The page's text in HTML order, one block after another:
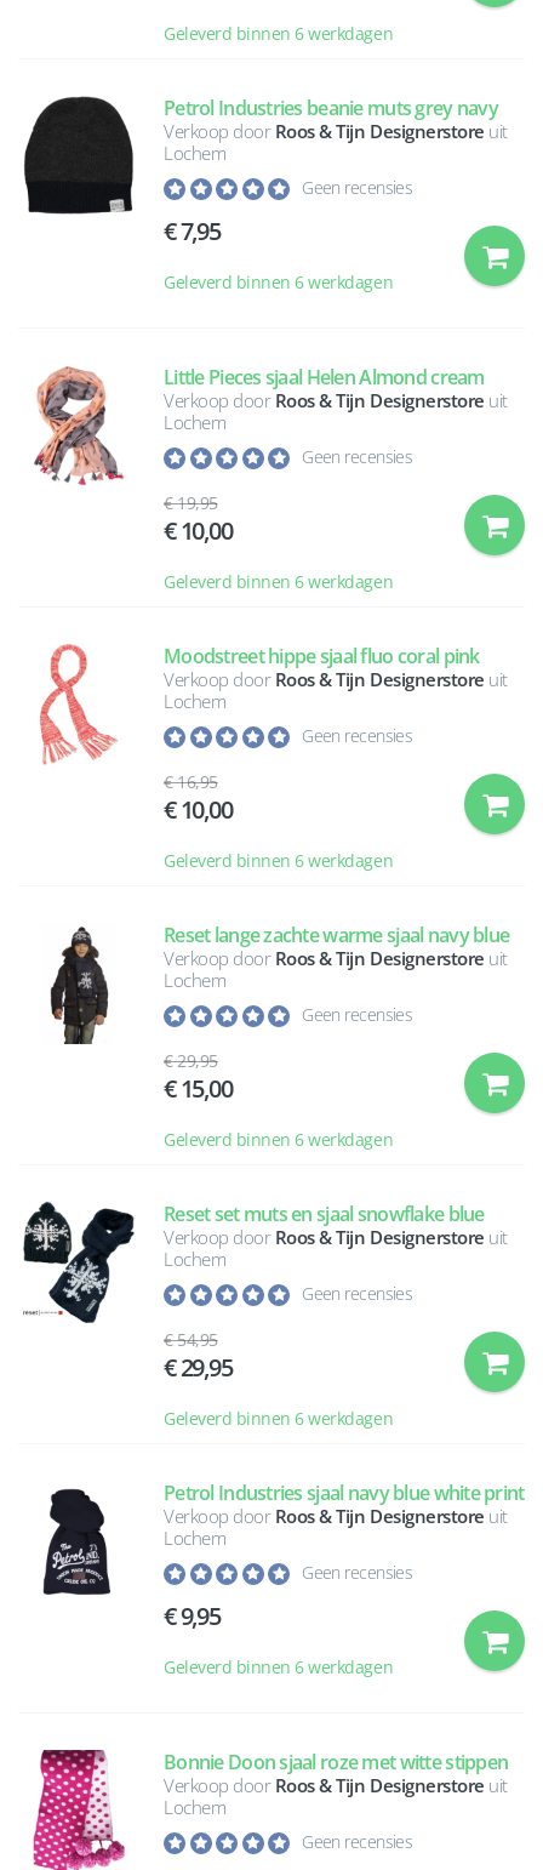
Geleverd binnen 6 werkdagen
Petrol Industries beanie muts grey navy
Verkoop door Roos & Tijn Designerstore uit
Lochem
Geen recensies
7,95
Geleverd binnen 6 werkdagen
Little Pieces sjaal Helen Almond cream
Verkoop door Roos & Tijn Designerstore uit
Lochem
Geen recensies
19,95
10,00
Geleverd binnen 6 werkdagen
Moodstreet hippe sjaal fluo coral pink
Verkoop door Roos & Tijn Designerstore uit
Lochem
Geen recensies
16,95
10,00
Geleverd binnen 6 werkdagen
Reset lange zachte warme sjaal navy blue
Verkoop door Roos & Tijn Designerstore uit
Lochem
Geen recensies
29,95
15,00
Geleverd binnen 6 werkdagen
Reset set muts en sjaal snowflake blue
Verkoop door Roos & Tijn Designerstore uit
Lochem
Geen recensies
54,95
29,95
Geleverd binnen 6 werkdagen
Petrol Industries sjaal navy blue white print
Verkoop door Roos & Tijn Designerstore uit
Lochem
Geen recensies
9,95
Geleverd binnen 6 werkdagen
Bonnie Doon sjaal roze met witte stippen
Verkoop door Roos & Tijn Designerstore uit
Lochem
Geen recensies